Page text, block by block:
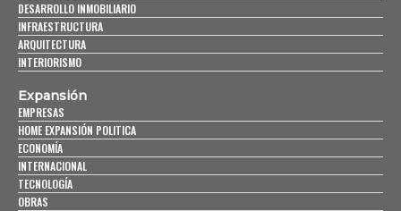
DESARROLLO INMOBILIARIO
INFRAESTRUCTURA
ARQUITECTURA
INTERIORISMO
Expansión
EMPRESAS
HOME EXPANSIÓN POLITICA
ECONOMÍA
INTERNACIONAL
TECNOLOGÍA
OBRAS